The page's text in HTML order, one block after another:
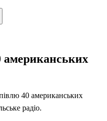
40 американських
радіо.